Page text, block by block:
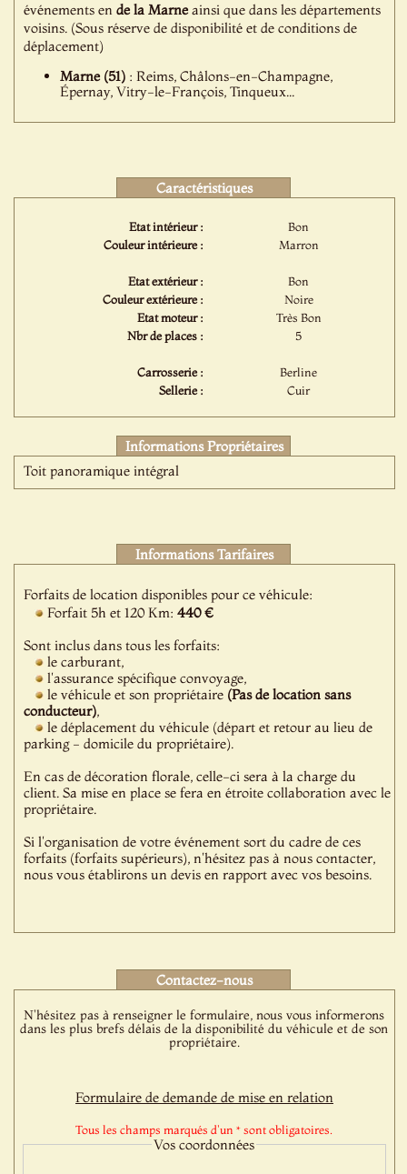
événements ende la Marneainsi que dans les départements
voisins. (Sous réserve de disponibilité et de conditions de
déplacement)
Marne (51) : Reims, Châlons-en-Champagne,
Épernay, Vitry-le-François, Tinqueux...
Caractéristiques
Etat intérieur :
Bon
Couleur intérieure :
Marron
Etat extérieur :
Bon
Couleur extérieure :
Noire
Etat moteur :
Très Bon
Nbr de places :
5
Carrosserie :
Berline
Sellerie :
Cuir
Informations Propriétaires
Toit panoramique intégral
Informations Tarifaires
Forfaits de location disponibles pour ce véhicule:
Forfait 5h et 120 Km:440 €
Sont inclus dans tous les forfaits:
le carburant,
l'assurance spécifique convoyage,
le véhicule et son propriétaire (Pas de location sans
conducteur),
le déplacement du véhicule (départ et retour au lieu de
parking - domicile du propriétaire).
En cas de décoration florale, celle-ci sera à la charge du
client. Sa mise en place se fera en étroite collaboration avec le
propriétaire.
Si l'organisation de votre événement sort du cadre de ces
forfaits (forfaits supérieurs), n'hésitez pas à nous contacter,
nous vous établirons un devis en rapport avec vos besoins.
Contactez-nous
N'hésitez pas à renseigner le formulaire, nous vous informerons
dans les plus brefs délais de la disponibilité du véhicule et de son
propriétaire.
Formulaire de demande de mise en relation
Tous les champs marqués d'un * sont obligatoires.
Vos coordonnées